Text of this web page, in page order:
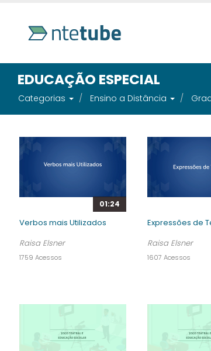
EDUCAÇÃO ESPECIAL
Categorias Ensino a Distância
01:24
Verbos mais Utilizados
Raisa Elsner
1759 Acessos
Expressões de
Raisa Elsner
1607 Acessos